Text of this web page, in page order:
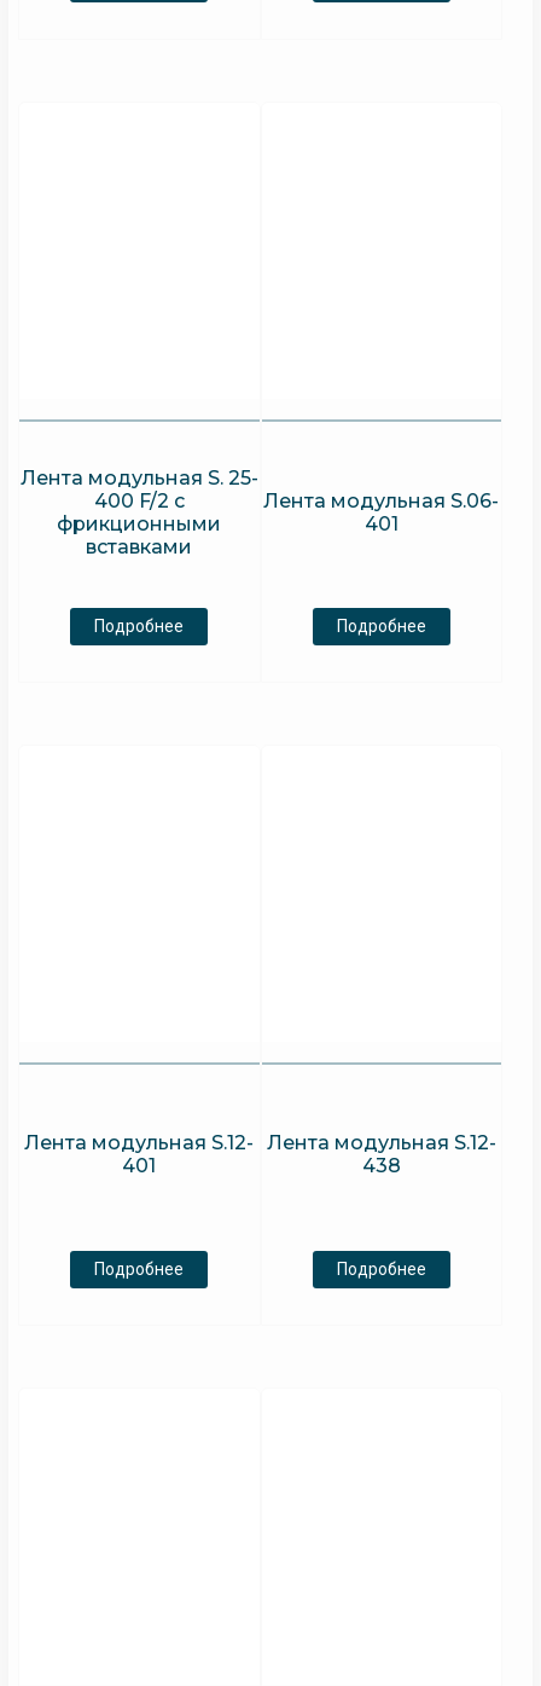
Лента модульная S. 25-
400 F/2 с
фрикционными
вставками
Подробнее
Лента модульная S.06-
401
Подробнее
Лента модульная S.12-
401
Подробнее
Лента модульная S.12-
438
Подробнее